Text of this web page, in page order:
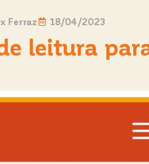
Ferraz 18/04/2023
leitura